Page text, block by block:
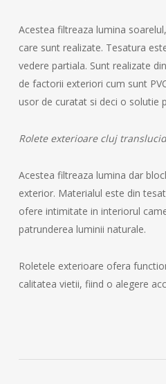
Acestea filtreaza lumina
care sunt realizate. Tesatura
vedere partiala. Sunt realizate
de factorii exteriori cum sunt
usor de curatat si deci o solutie
Rolete exterioare cluj
Acestea filtreaza lumina dar
exterior. Materialul este din
ofere intimitate in interiorul
patrunderea luminii naturale.
Roletele exterioare ofera
calitatea vietii, fiind o alegere